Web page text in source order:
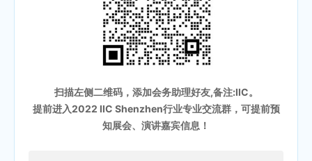
扫描左侧二维码，添加会务助理好友,备注:IIC。
提前进入2022 IIC Shenzhen行业专业交流群，可提前预
知展会、演讲嘉宾信息！